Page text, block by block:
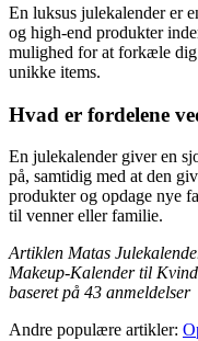
En luksus julekalender er
og high-end produkter
mulighed for at forkæle dig
unikke items.
Hvad er fordelene
En julekalender giver en
på, samtidig med at den
produkter og opdage nye
til venner eller familie.
Artiklen Matas
Makeup-Kalender til
baseret på 43 anmeldelser
Andre populære artikler: